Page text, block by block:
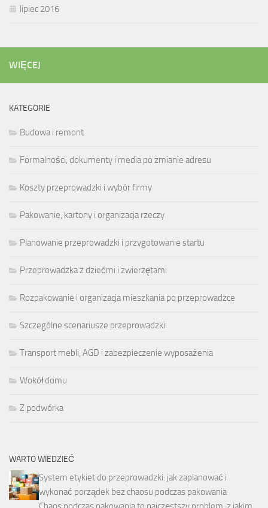
lipiec 2016
WIĘCEJ
KATEGORIE
Budowa i remont
Formalności, dokumenty i media po zmianie adresu
Koszty przeprowadzki i wybór firmy
Pakowanie, kartony i organizacja rzeczy
Planowanie przeprowadzki i przygotowanie startu
Przeprowadzka z dziećmi i zwierzętami
Rozpakowanie i organizacja mieszkania po przeprowadzce
Szczególne scenariusze przeprowadzki
Transport mebli, AGD i zabezpieczenie wyposażenia
Wokół domu
Z podwórka
WARTO WIEDZIEĆ
System etykiet do przeprowadzki: jak zaplanować i
wykonać porządek bez chaosu podczas pakowania